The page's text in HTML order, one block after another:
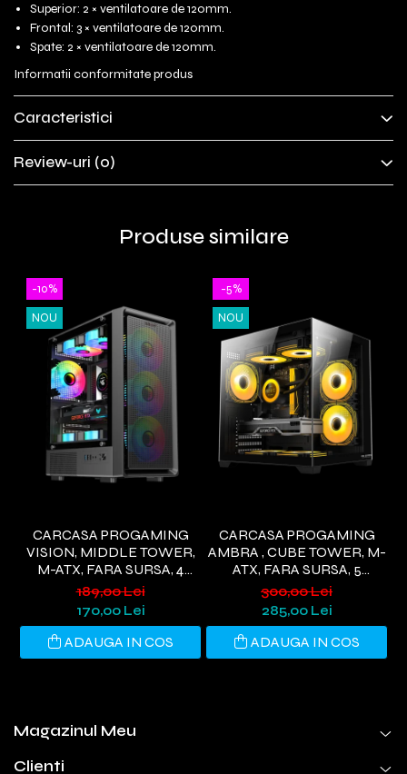
Superior: 2 × ventilatoare de 120mm.
Frontal: 3 × ventilatoare de 120mm.
Spate: 2 × ventilatoare de 120mm.
Informatii conformitate produs
Caracteristici
Review-uri (0)
Produse similare
-10%
NOU
CARCASA PROGAMING
VISION, MIDDLE TOWER,
M-ATX, FARA SURSA, 4
VENTILATOARE RGB,
NEGRU
189,00 Lei
170,00 Lei
ADAUGA IN COS
-5%
NOU
CARCASA PROGAMING
AMBRA , CUBE TOWER, M-
ATX, FARA SURSA, 5
VENTILATOARE ARGB,
NEGRU
300,00 Lei
285,00 Lei
ADAUGA IN COS
Magazinul Meu
Clienti